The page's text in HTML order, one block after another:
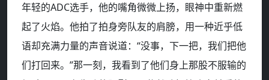
年轻的ADC选手，他的嘴角微微上扬，眼神中重新燃
起了火焰。他拍了拍身旁队友的肩膀，用一种近乎低
语却充满力量的声音说道：“没事，下一把，我们把他
们打回来。”那一刻，我看到了他们身上那股不服输的